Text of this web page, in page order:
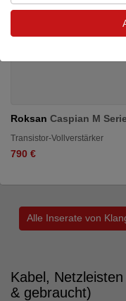
Roksan Caspian M
Transistor-Vollverstärker
790 €
Alle Inserate von
Kabel,
& gebraucht)